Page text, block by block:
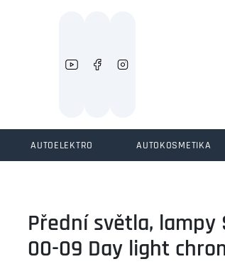
AUTOELEKTRO AUTOKOSMETIKA
Přední světla, lampy
00-09 Day light
něco najít?